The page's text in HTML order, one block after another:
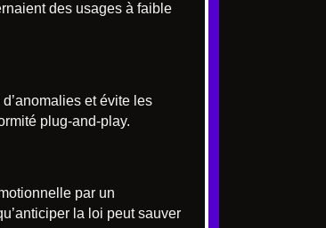
des usages à faible
et évite les
plug-and-play.
par un
la loi peut sauver